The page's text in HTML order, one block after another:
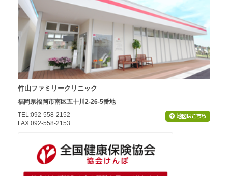
竹山ファミリークリニック
福岡県福岡市南区五十川2-26-5番地
TEL:092-558-2152
FAX:092-558-2153